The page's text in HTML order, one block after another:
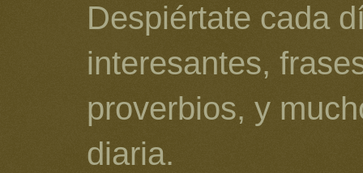
Despiértate cada
interesantes,
proverbios, y
diaria.